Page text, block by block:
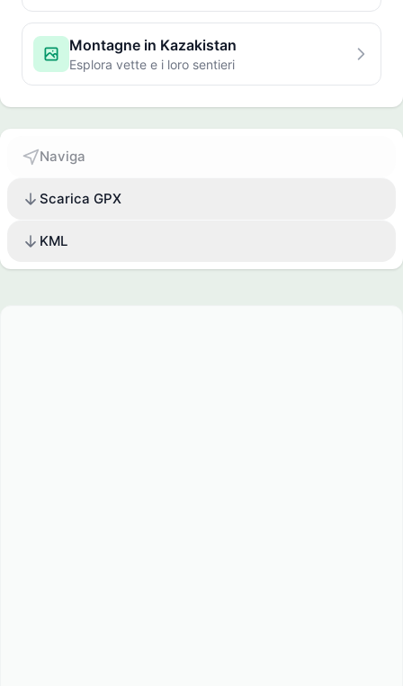
Montagne in Kazakistan
Esplora vette e i loro sentieri
Naviga
Scarica GPX
KML